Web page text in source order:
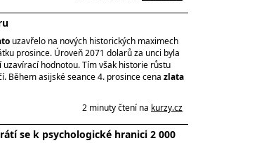
uzavřelo na nových historických maximech
prosince. Úroveň 2071 dolarů za unci byla
uzavírací hodnotou. Tím však historie růstu
Během asijské seance 4. prosince cena zlata
2 minuty čtení na kurzy.cz
se k psychologické hranici 2 000